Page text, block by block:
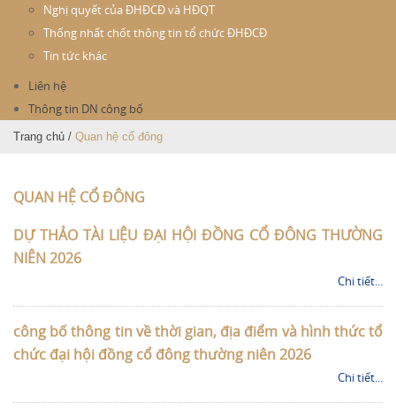
Nghị quyết của ĐHĐCĐ và HĐQT
Thống nhất chốt thông tin tổ chức ĐHĐCĐ
Tin tức khác
Liên hệ
Thông tin DN công bố
Trang chủ / Quan hệ cổ đông
QUAN HỆ CỔ ĐÔNG
DỰ THẢO TÀI LIỆU ĐẠI HỘI ĐỒNG CỔ ĐÔNG THƯỜNG
NIÊN 2026
Chi tiết...
công bố thông tin về thời gian, địa điểm và hình thức tổ
chức đại hội đồng cổ đông thường niên 2026
Chi tiết...